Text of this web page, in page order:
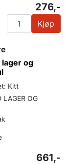
276,-
Kjøp
og
Kitt
LAGER OG
661,-